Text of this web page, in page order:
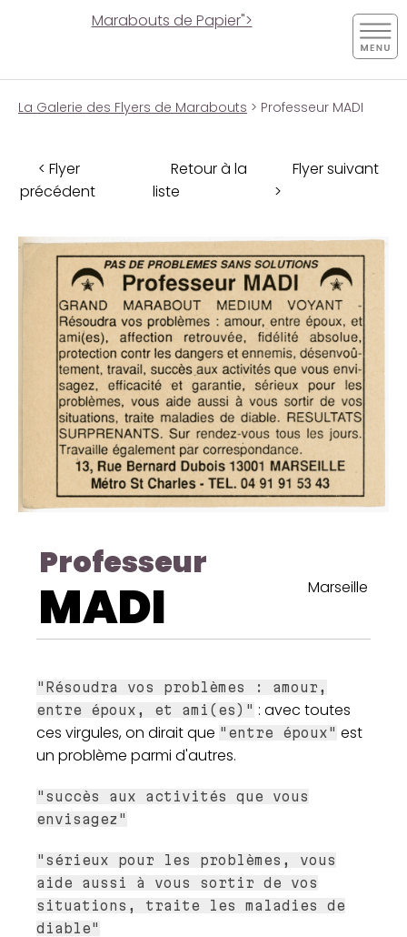
Marabouts de Papier">
La Galerie des Flyers de Marabouts > Professeur MADI
< Flyer
précédent
Retour à la
liste
Flyer suivant
>
Professeur
MADI Marseille
"Résoudra vos problèmes : amour,
entre époux, et ami(es)" : avec toutes
ces virgules, on dirait que "entre époux" est
un problème parmi d'autres.
"succès aux activités que vous
envisagez"
"sérieux pour les problèmes, vous
aide aussi à vous sortir de vos
situations, traite les maladies de
diable"